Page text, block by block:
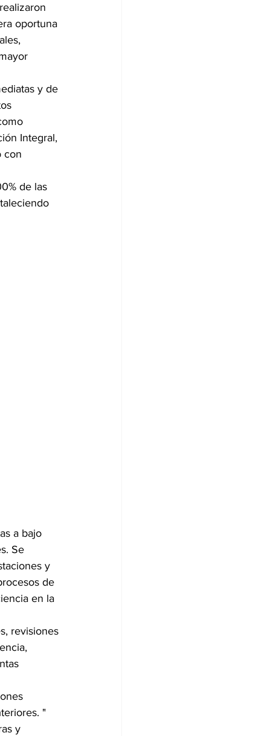
oportuna
y de
Integral,
con
de las
a bajo
Se
y
de
en la
revisiones
"
y